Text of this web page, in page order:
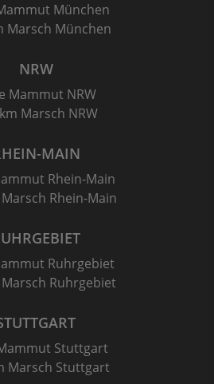
München
Marsch München
NRW
Mammut NRW
Marsch NRW
MAIN
Rhein-Main
Rhein-Main
Ruhrgebiet
Marsch Ruhrgebiet
Stuttgart
Marsch Stuttgart